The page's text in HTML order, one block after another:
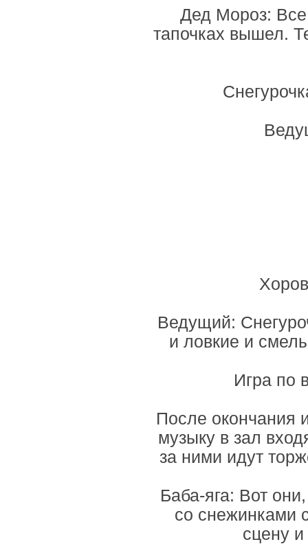
Дед Мороз:
тапочках вышел.
Ведущий:
и ловкие и
Игра по
После окончания
музыку в зал
за ними идут
Баба-яга: Вот
со снежинками
сцену